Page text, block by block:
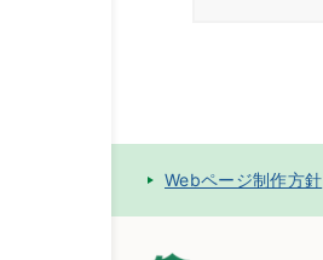
Webページ制作方針